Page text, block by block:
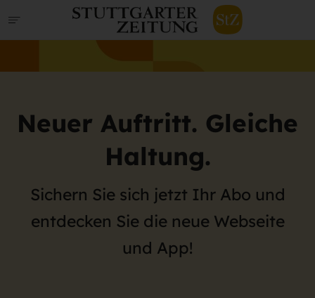
Neuer Auftritt. Gleiche
Haltung.
Sichern Sie sich jetzt Ihr Abo und
entdecken Sie die neue Webseite
und App!